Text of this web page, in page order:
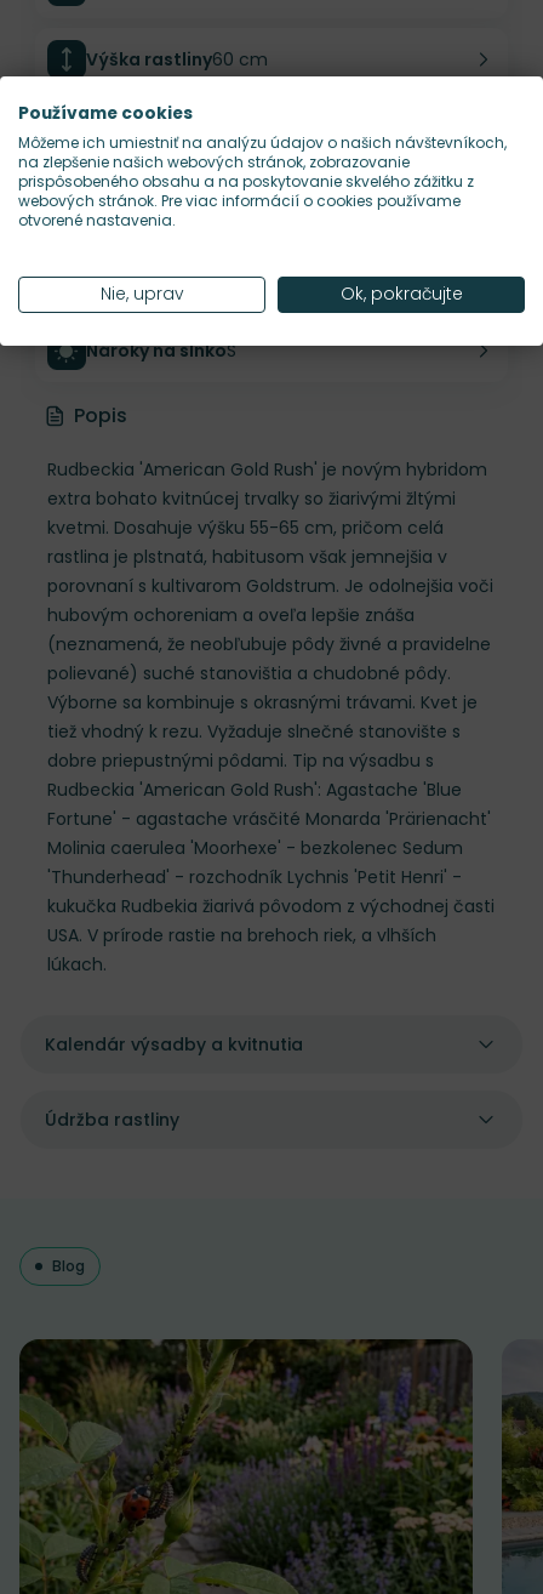
Výška rastliny60 cm
Šírka rastliny 50 cm
Habitus rastlinyvzpriamený
Hustota výsadby5 ks/m²
Nároky na slnkoS
Popis
Rudbeckia 'American Gold Rush' je novým hybridom
extra bohato kvitnúcej trvalky so žiarivými žltými
kvetmi. Dosahuje výšku 55-65 cm, pričom celá
rastlina je plstnatá, habitusom však jemnejšia v
porovnaní s kultivarom Goldstrum. Je odolnejšia voči
hubovým ochoreniam a oveľa lepšie znáša
(neznamená, že neobľubuje pôdy živné a pravidelne
polievané) suché stanovištia a chudobné pôdy.
Výborne sa kombinuje s okrasnými trávami. Kvet je
tiež vhodný k rezu. Vyžaduje slnečné stanovište s
dobre priepustnými pôdami. Tip na výsadbu s
Rudbeckia 'American Gold Rush': Agastache 'Blue
Fortune' - agastache vrásčité Monarda 'Prärienacht'
Molinia caerulea 'Moorhexe' - bezkolenec Sedum
'Thunderhead' - rozchodník Lychnis 'Petit Henri' -
kukučka Rudbekia žiarivá pôvodom z východnej časti
USA. V prírode rastie na brehoch riek, a vlhších
lúkach.
Kalendár výsadby a kvitnutia
Údržba rastliny
Blog
Používame cookies
Môžeme ich umiestniť na analýzu údajov o našich návštevníkoch,
na zlepšenie našich webových stránok, zobrazovanie
prispôsobeného obsahu a na poskytovanie skvelého zážitku z
webových stránok. Pre viac informácií o cookies používame
otvorené nastavenia.
Nie, uprav Ok, pokračujte